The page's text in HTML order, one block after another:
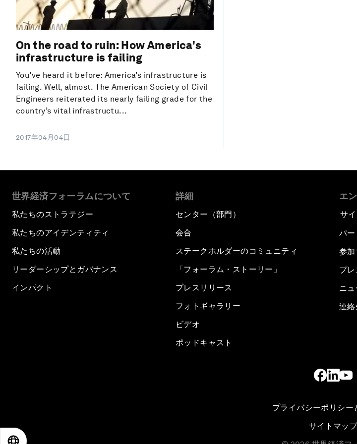
On the road to ruin: How America's
infrastructure is failing
You’ve heard it before: America’s infrastructure is
failing. Well, almost. The American Society of Civil
Engineers reiterated its nearly failing grade for the
country’s vital infrastructu...
2017年04月04日
世界経済フォーラムについて
私たちのストラテジー
私たちのアイデンティティ
私たちの活動
リーダーシップとガバナンス
インパクト
詳細
センター（部門）
会合
ステークホルダーのコミュニティ
「フォーラム・ストーリー」
プレスリリース
フォトギャラリー
ビデオ
ポッドキャスト
エ
サ
パ
参加
プ
ニ
連
プライバシーポリシー
サイトマッ